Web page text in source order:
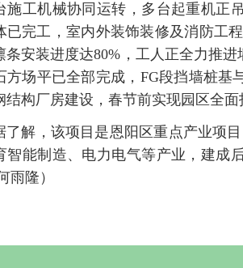
施工机械协同运转，多台起重机正
已完工，室内外装饰装修及消防工
条安装进度达80%，工人正全力推
方场平已全部完成，FG段挡墙桩基
结构厂房建设，春节前实现园区全面
了解，该项目是恩阳区重点产业项
智能制造、电力电气等产业，建成
雨隆）